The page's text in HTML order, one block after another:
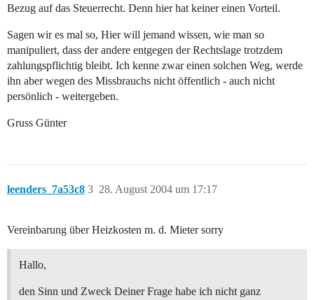
Bezug auf das Steuerrecht. Denn hier hat keiner einen Vorteil.
Sagen wir es mal so, Hier will jemand wissen, wie man so
manipuliert, dass der andere entgegen der Rechtslage trotzdem
zahlungspflichtig bleibt. Ich kenne zwar einen solchen Weg, werde
ihn aber wegen des Missbrauchs nicht öffentlich - auch nicht
persönlich - weitergeben.
Gruss Günter
leenders_7a53c8 28. August 2004 um 17:17
3
Vereinbarung über Heizkosten m. d. Mieter sorry
Hallo,
den Sinn und Zweck Deiner Frage habe ich nicht ganz